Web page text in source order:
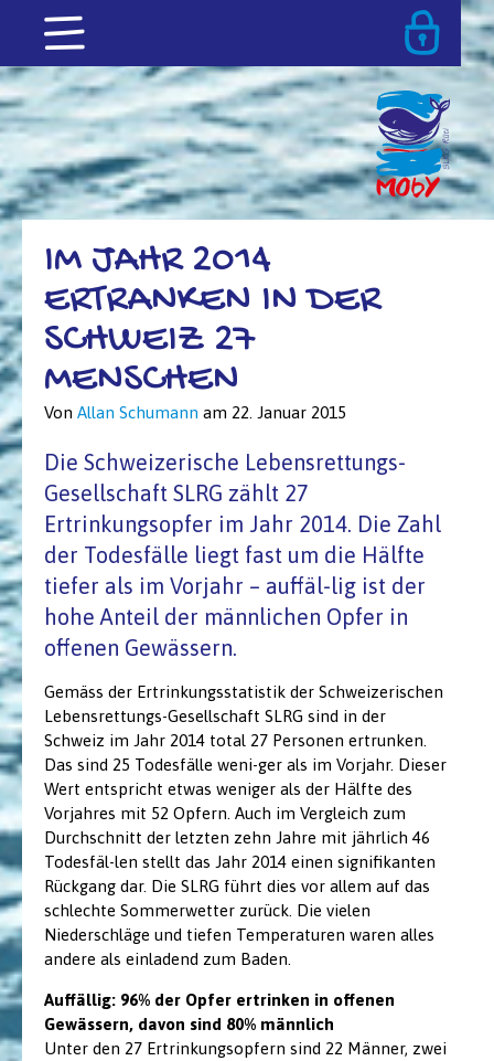
IM JAHR 2014
ERTRANKEN IN DER
SCHWEIZ 27
MENSCHEN
Von Allan Schumann am 22. Januar 2015
Die Schweizerische Lebensrettungs-
Gesellschaft SLRG zählt 27
Ertrinkungsopfer im Jahr 2014. Die Zahl
der Todesfälle liegt fast um die Hälfte
tiefer als im Vorjahr – auffäl-lig ist der
hohe Anteil der männlichen Opfer in
offenen Gewässern.
Gemäss der Ertrinkungsstatistik der Schweizerischen
Lebensrettungs-Gesellschaft SLRG sind in der
Schweiz im Jahr 2014 total 27 Personen ertrunken.
Das sind 25 Todesfälle weni-ger als im Vorjahr. Dieser
Wert entspricht etwas weniger als der Hälfte des
Vorjahres mit 52 Opfern. Auch im Vergleich zum
Durchschnitt der letzten zehn Jahre mit jährlich 46
Todesfäl-len stellt das Jahr 2014 einen signifikanten
Rückgang dar. Die SLRG führt dies vor allem auf das
schlechte Sommerwetter zurück. Die vielen
Niederschläge und tiefen Temperaturen waren alles
andere als einladend zum Baden.
Auffällig: 96% der Opfer ertrinken in offenen
Gewässern, davon sind 80% männlich
Unter den 27 Ertrinkungsopfern sind 22 Männer, zwei